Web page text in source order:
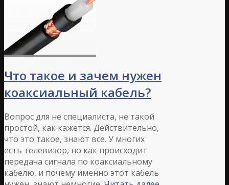
Что такое и зачем нужен
коаксиальный кабель?
Вопрос для не специалиста, не такой
простой, как кажется. Действительно,
что это такое, знают все. У многих
есть телевизор, но как происходит
передача сигнала по коаксиальному
кабелю, и почему именно этот кабель